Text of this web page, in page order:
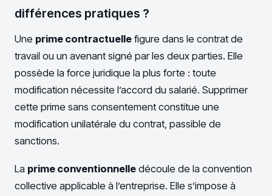
différences pratiques ?
Une prime contractuelle figure dans le contrat de
travail ou un avenant signé par les deux parties. Elle
possède la force juridique la plus forte : toute
modification nécessite l’accord du salarié. Supprimer
cette prime sans consentement constitue une
modification unilatérale du contrat, passible de
sanctions.
La prime conventionnelle découle de la convention
collective applicable à l’entreprise. Elle s’impose à